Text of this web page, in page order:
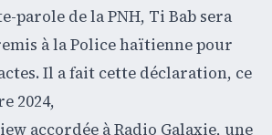
parole de la PNH, Ti Bab sera
à la Police haïtienne pour
Il a fait cette déclaration, ce
2024,
accordée à Radio Galaxie, une